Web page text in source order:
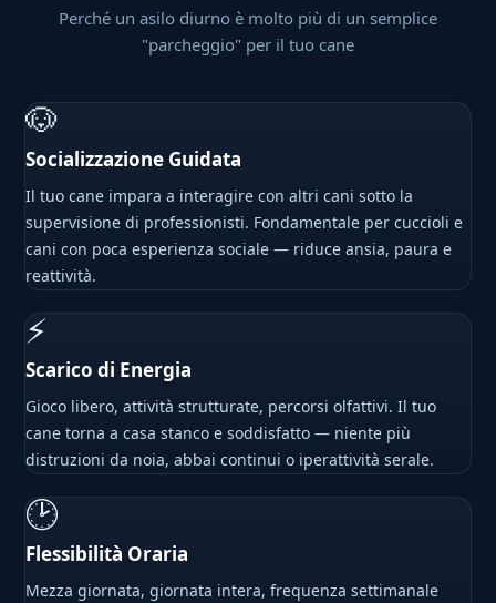
Perché un asilo diurno è molto più di un semplice
"parcheggio" per il tuo cane
🐶
Socializzazione Guidata
Il tuo cane impara a interagire con altri cani sotto la
supervisione di professionisti. Fondamentale per cuccioli e
cani con poca esperienza sociale — riduce ansia, paura e
reattività.
⚡
Scarico di Energia
Gioco libero, attività strutturate, percorsi olfattivi. Il tuo
cane torna a casa stanco e soddisfatto — niente più
distruzioni da noia, abbai continui o iperattività serale.
🕑
Flessibilità Oraria
Mezza giornata, giornata intera, frequenza settimanale